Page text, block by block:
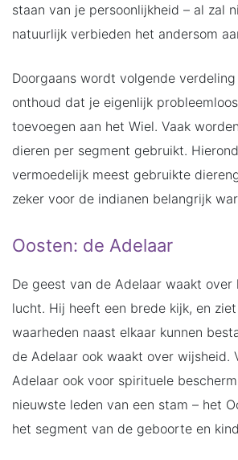
staan van je persoonlijkheid – al zal
natuurlijk verbieden het andersom
Doorgaans wordt volgende
onthoud dat je eigenlijk
toevoegen aan het Wiel. Vaak
dieren per segment gebruikt.
vermoedelijk meest gebruikte
zeker voor de indianen belangrijk
Oosten: de Adelaar
De geest van de Adelaar waakt over
lucht. Hij heeft een brede kijk, en
waarheden naast elkaar kunnen
de Adelaar ook waakt over wijsheid.
Adelaar ook voor spirituele
nieuwste leden van een stam – het
het segment van de geboorte en